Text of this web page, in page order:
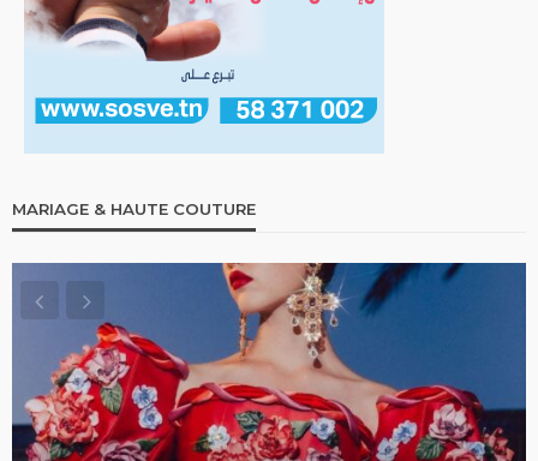
MARIAGE & HAUTE COUTURE